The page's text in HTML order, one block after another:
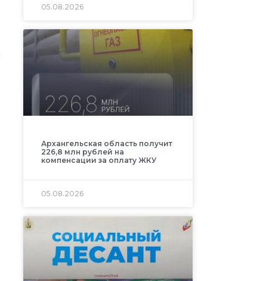
05.08.2026
Архангельская область получит
226,8 млн рублей на
компенсации за оплату ЖКУ
05.08.2026